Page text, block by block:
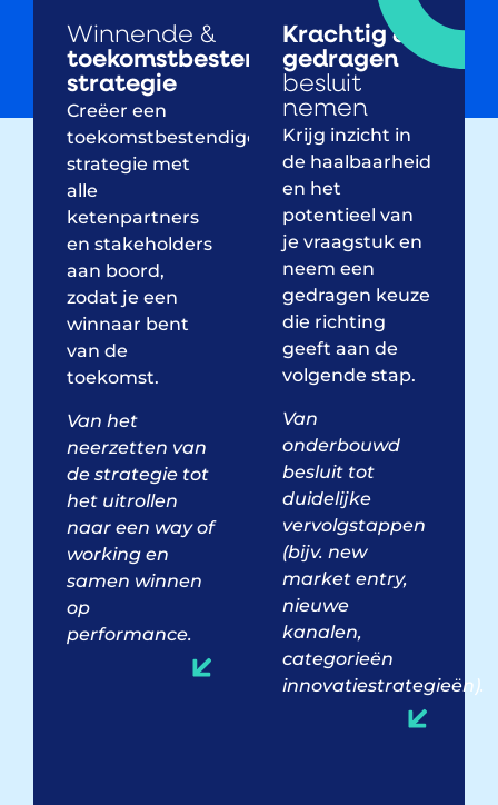
Winnende &
toekomstbestendige
strategie
Creëer een
toekomstbestendige
strategie met
alle
ketenpartners
en stakeholders
aan boord,
zodat je een
winnaar bent
van de
toekomst.
Van het
neerzetten van
de strategie tot
het uitrollen
naar een way of
working en
samen winnen
op
performance.
Krachtig &
gedragen
besluit
nemen
Krijg inzicht in
de haalbaarheid
en het
potentieel van
je vraagstuk en
neem een
gedragen keuze
die richting
geeft aan de
volgende stap.
Van
onderbouwd
besluit tot
duidelijke
vervolgstappen
(bijv. new
market entry,
nieuwe
kanalen,
categorieën
innovatiestrategieën).